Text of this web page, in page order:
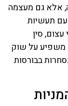
אלא גם מעצמה
תעשיות
סין
משפיע על שוק
בבורסות